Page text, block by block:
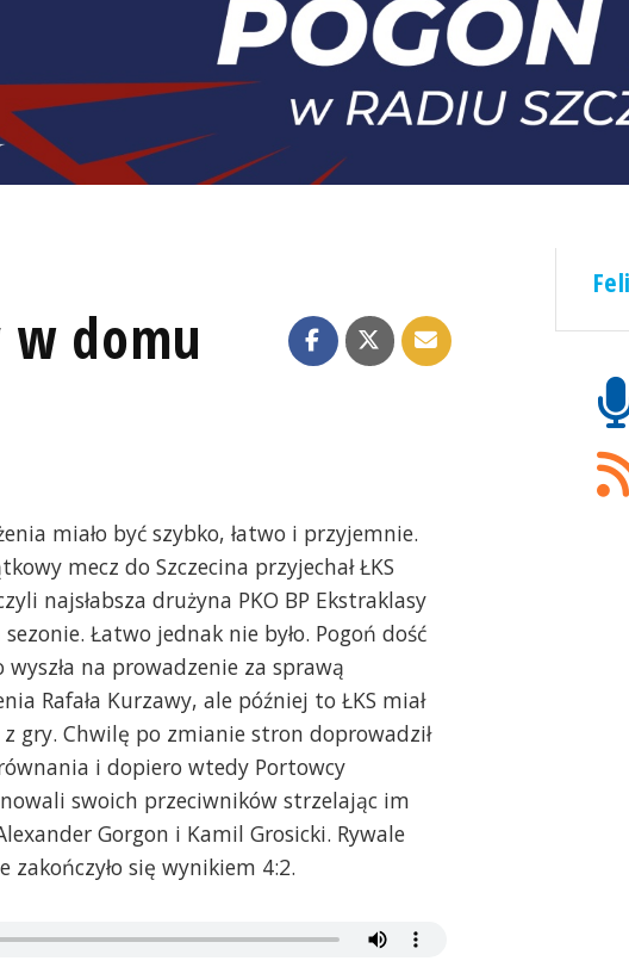
w domu
miało być szybko, łatwo i przyjemnie.
mecz do Szczecina przyjechał ŁKS
najsłabsza drużyna PKO BP Ekstraklasy
Łatwo jednak nie było. Pogoń dość
wyszła na prowadzenie za sprawą
Rafała Kurzawy, ale później to ŁKS miał
gry. Chwilę po zmianie stron doprowadził
i dopiero wtedy Portowcy
swoich przeciwników strzelając im
Gorgon i Kamil Grosicki. Rywale
się wynikiem 4:2.